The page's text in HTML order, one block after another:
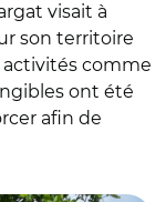
visait à
son territoire
activités comme
ont été
afin de